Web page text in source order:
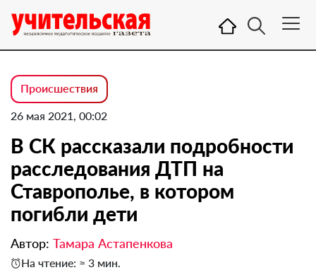
Происшествия
26 мая 2021, 00:02
В СК рассказали подробности
расследования ДТП на
Ставрополье, в котором
погибли дети
Автор: Тамара Астапенкова
На чтение: ≈ 3 мин.